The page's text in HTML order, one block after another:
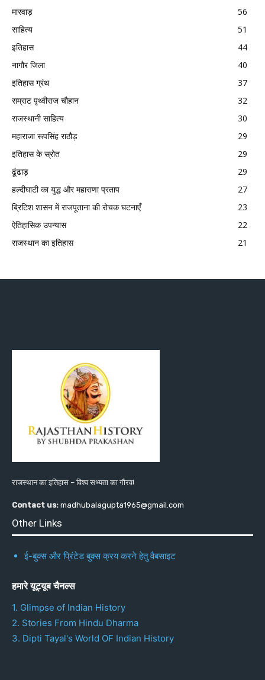
मारवाड़
56
साहित्य
51
इतिहास
44
नागौर जिला
40
इतिहास ग्रंथ
37
सम्राट पृथ्वीराज चौहान
32
राजस्थानी साहित्य
30
महाराजा रूपसिंह राठौड़
29
इतिहास के स्रोत
29
ढूंढाड़
29
हल्दीघाटी का युद्ध और महाराणा प्रताप
27
ब्रिटिश शासन में राजपूताना की रोचक घटनाएँ
23
ऐतिहासिक उपन्यास
22
राजस्थान का इतिहास
21
राजस्थान का इतिहास – विश्व सभ्यता का गौरव!
Contact us: madhubalagupta1965@gmail.com
Other Links
ई-बुक्स और प्रिंटेड बुक्स क्रय करने हेतु वैबसाइट
हमारे यूट्यूब चैनल्स
1. Glimpse of Indian History
2. Stories From Hindu Dharma
3. Dipti Tayal's World OF Indian History